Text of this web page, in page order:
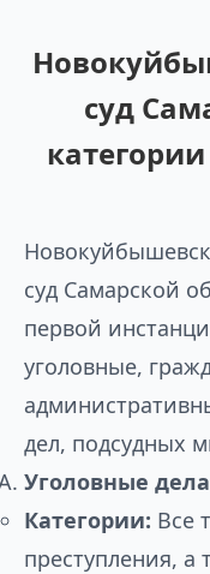
суд
суд Самарской
первой
уголовные,
дел, подсудных
Уголовные дела
Категории: Все
преступления, а